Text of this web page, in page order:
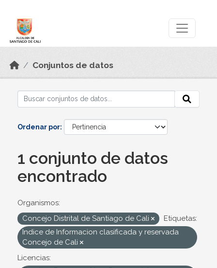
Conjuntos de datos
Ordenar por
1 conjunto de datos
encontrado
Organismos:
Concejo Distrital de Santiago de Cali
Etiquetas:
Indice de Informacion clasificada y reservada
Concejo de Cali
Licencias: